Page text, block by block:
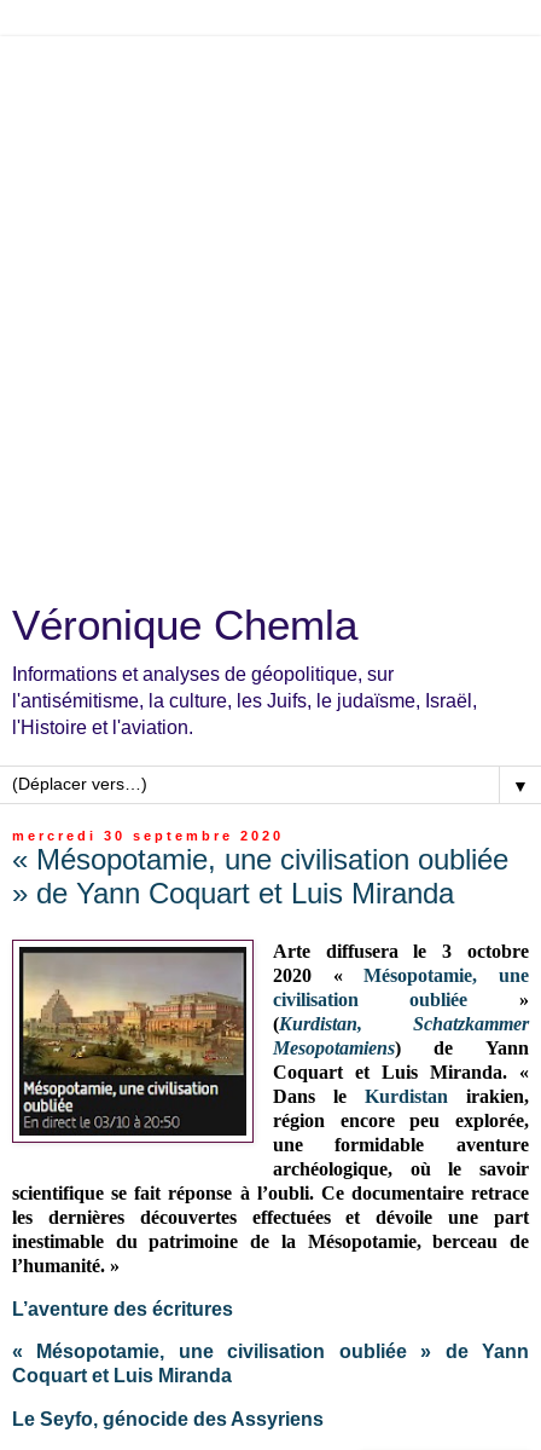
Véronique Chemla
Informations et analyses de géopolitique, sur
l'antisémitisme, la culture, les Juifs, le judaïsme, Israël,
l'Histoire et l'aviation.
▼
mercredi 30 septembre 2020
« Mésopotamie, une civilisation oubliée
» de Yann Coquart et Luis Miranda
Arte diffusera le 3 octobre
2020 «Mésopotamie, une
civilisation oubliée »
(Kurdistan, Schatzkammer
Mesopotamiens) de Yann
Coquart et Luis Miranda. «
Dans le Kurdistan irakien,
région encore peu explorée,
une formidable aventure
archéologique, où le savoir
scientifique se fait réponse à l’oubli. Ce documentaire retrace
les dernières découvertes effectuées et dévoile une part
inestimable du patrimoine de la Mésopotamie, berceau de
l’humanité. »
L’aventure des écritures
« Mésopotamie, une civilisation oubliée » de Yann
Coquart et Luis Miranda
Le Seyfo, génocide des Assyriens